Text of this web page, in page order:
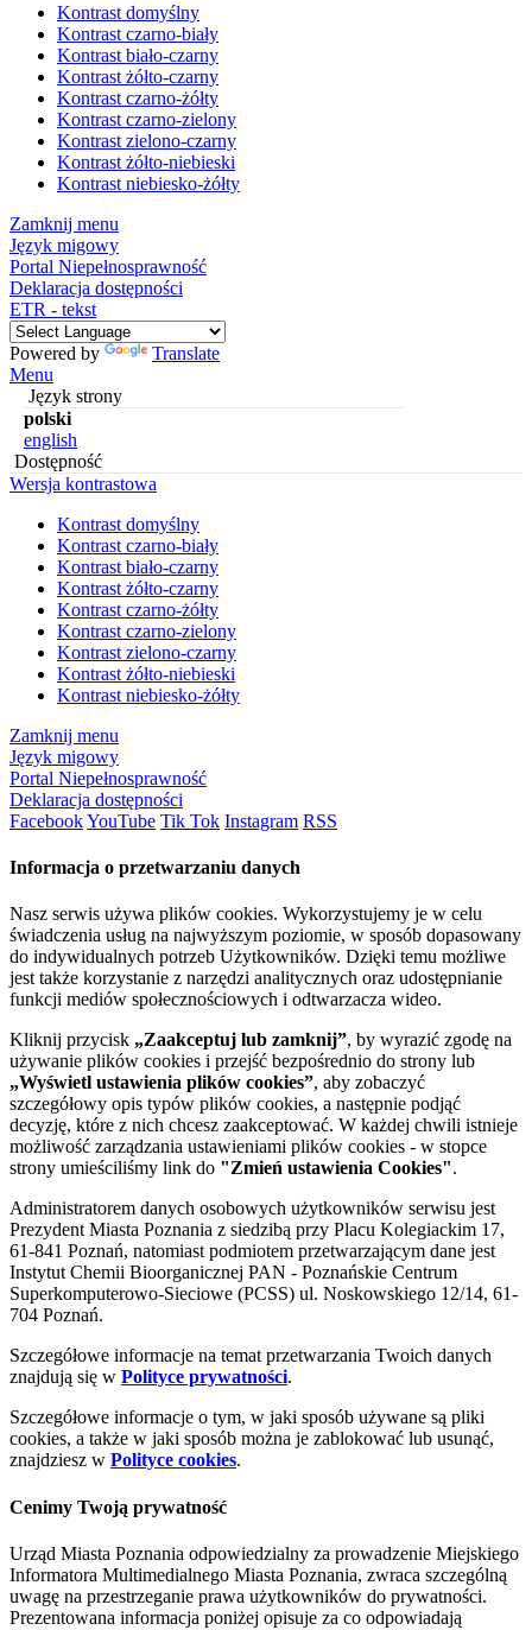
Kontrast domyślny
Kontrast czarno-biały
Kontrast biało-czarny
Kontrast żółto-czarny
Kontrast czarno-żółty
Kontrast czarno-zielony
Kontrast zielono-czarny
Kontrast żółto-niebieski
Kontrast niebiesko-żółty
Zamknij menu
Język migowy
Portal Niepełnosprawność
Deklaracja dostępności
ETR - tekst
Powered by
Translate
Menu
Język strony
polski
english
Dostępność
Wersja kontrastowa
Kontrast domyślny
Kontrast czarno-biały
Kontrast biało-czarny
Kontrast żółto-czarny
Kontrast czarno-żółty
Kontrast czarno-zielony
Kontrast zielono-czarny
Kontrast żółto-niebieski
Kontrast niebiesko-żółty
Zamknij menu
Język migowy
Portal Niepełnosprawność
Deklaracja dostępności
FacebookYouTube Tik Tok Instagram RSS
Informacja o przetwarzaniu danych
Nasz serwis używa plików cookies. Wykorzystujemy je w celu
świadczenia usług na najwyższym poziomie, w sposób dopasowany
do indywidualnych potrzeb Użytkowników. Dzięki temu możliwe
jest także korzystanie z narzędzi analitycznych oraz udostępnianie
funkcji mediów społecznościowych i odtwarzacza wideo.
Kliknij przycisk „Zaakceptuj lub zamknij”, by wyrazić zgodę na
używanie plików cookies i przejść bezpośrednio do strony lub
„Wyświetl ustawienia plików cookies”, aby zobaczyć
szczegółowy opis typów plików cookies, a następnie podjąć
decyzję, które z nich chcesz zaakceptować. W każdej chwili istnieje
możliwość zarządzania ustawieniami plików cookies - w stopce
strony umieściliśmy link do "Zmień ustawienia Cookies".
Administratorem danych osobowych użytkowników serwisu jest
Prezydent Miasta Poznania z siedzibą przy Placu Kolegiackim 17,
61-841 Poznań, natomiast podmiotem przetwarzającym dane jest
Instytut Chemii Bioorganicznej PAN - Poznańskie Centrum
Superkomputerowo-Sieciowe (PCSS) ul. Noskowskiego 12/14, 61-
704 Poznań.
Szczegółowe informacje na temat przetwarzania Twoich danych
znajdują się w Polityce prywatności.
Szczegółowe informacje o tym, w jaki sposób używane są pliki
cookies, a także w jaki sposób można je zablokować lub usunąć,
znajdziesz w Polityce cookies.
Cenimy Twoją prywatność
Urząd Miasta Poznania odpowiedzialny za prowadzenie Miejskiego
Informatora Multimedialnego Miasta Poznania, zwraca szczególną
uwagę na przestrzeganie prawa użytkowników do prywatności.
Prezentowana informacja poniżej opisuje za co odpowiadają